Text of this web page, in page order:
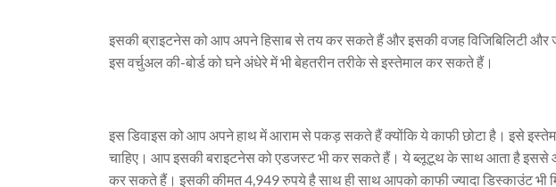
इसकी ब्राइटनेस को आप अपने हिसाब से तय कर सकते हैं और इसकी वजह विजिबिलिटी और
इस वर्चुअल की-बोर्ड को घने अंधेरे में भी बेहतरीन तरीके से इस्तेमाल कर सकते हैं।
इस डिवाइस को आप अपने हाथ में आराम से पकड़ सकते हैं क्योंकि ये काफी छोटा है। इसे
चाहिए। आप इसकी बराइटनेस को एडजस्ट भी कर सकते हैं। ये ब्लूटूथ के साथ आता है इससे
कर सकते हैं। इसकी कीमत 4,949 रुपये है साथ ही साथ आपको काफी ज्यादा डिस्काउंट भी